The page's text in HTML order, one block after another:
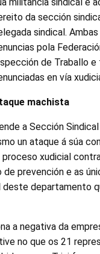
da sección
sindical.
pola
de Traballo e
en vía
machista
a Sección
un ataque á súa
xudicial
prevención e as
departamento
a negativa da
no que os 21